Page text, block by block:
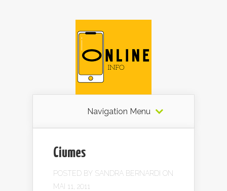
Navigation Menu
Ciumes
POSTED BY SANDRA BERNARDI ON
MAI 11, 2011